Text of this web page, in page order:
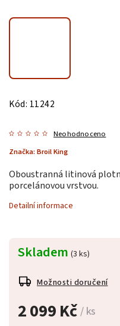
Kód: 11242
Neohodnoceno
Značka: Broil King
2 099 Kč/ ks
Skladem (3 ks)
Možnosti doručení
Oboustranná litinová
porcelánovou vrstvou.
Detailní informace